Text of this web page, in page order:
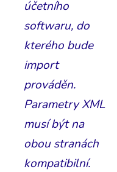
účetního
softwaru, do
kterého bude
import
prováděn.
Parametry XML
musí být na
obou stranách
kompatibilní.